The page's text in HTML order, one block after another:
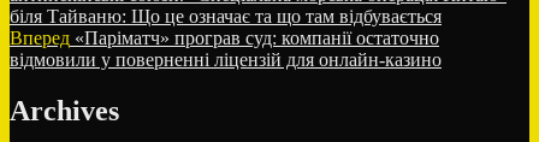
записів
біля Тайваню: Що це означає та що там відбувається
Вперед Наступний
запис:
«Паріматч» програв суд: компанії остаточно
відмовили у поверненні ліцензій для онлайн-казино
Archives